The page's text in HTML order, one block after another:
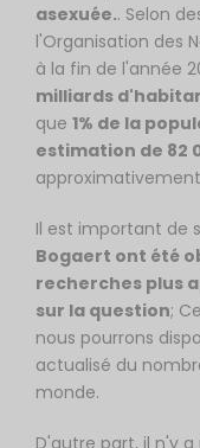
asexuée.. Selon
l'Organisation des
à la fin de l'année
milliards
que 1% de la
estimation de 82
Il est important de
Bogaert ont été
recherches plus
sur la question;
nous pourrons
actualisé du
monde.
D'autre part, il n'y a